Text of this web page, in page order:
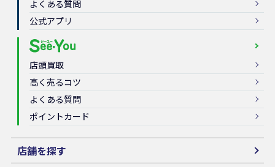
よくある質問
公式アプリ
店頭買取
高く売るコツ
よくある質問
ポイントカード
店舗を探す